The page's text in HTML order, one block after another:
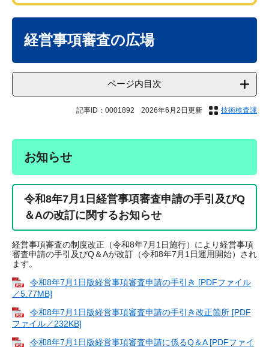
経営事項審査の広場
ページ内目次
記事ID：0001892 2026年6月2日更新 技術検査課
お知らせ
令和8年7月1日経営事項審査申請の手引及びQ
＆Aの改訂に関するお知らせ
経営事項審査の制度改正（令和8年7月1日施行）により経営事項
審査申請の手引及びQ＆Aが改訂（令和8年7月1日運用開始）され
ます。
令和8年7月1日版経営事項審査申請の手引き [PDFファイル
／5.77MB]
令和8年7月1日版経営事項審査申請の手引き改正箇所 [PDF
ファイル／232KB]
令和8年7月1日版経営事項審査申請に係るQ＆A [PDFファイ